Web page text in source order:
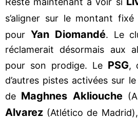
s’aligner sur le montant
pour Yan Diomandé. Le
réclamerait désormais aux
pour son prodige. Le PSG,
d’autres pistes activées sur
de Maghnes Akliouche
Alvarez (Atlético de Madrid),